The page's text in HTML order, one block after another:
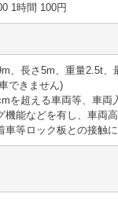
1時間 100円
、長さ5m、重量2.5t、
できません)
を超える車両等、車両
機能などを有し、車両高
車等ロック板との接触